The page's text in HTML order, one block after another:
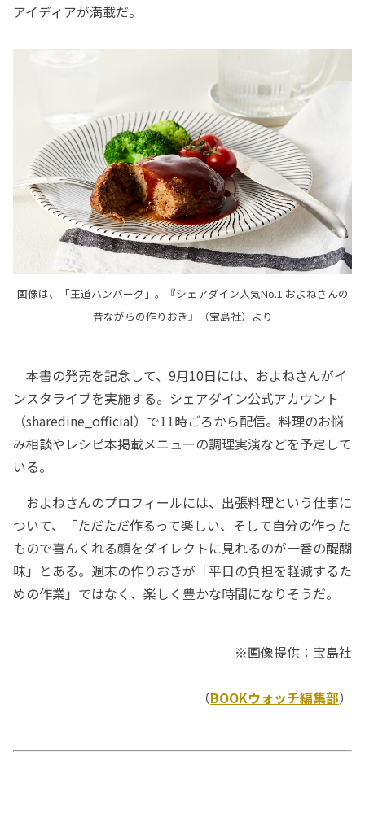
アイディアが満載だ。
画像は、「王道ハンバーグ」。『シェアダイン人気No.1 およねさんの
昔ながらの作りおき』（宝島社）より
本書の発売を記念して、9月10日には、およねさんがイ
ンスタライブを実施する。シェアダイン公式アカウント
（sharedine_official）で11時ごろから配信。料理のお悩
み相談やレシピ本掲載メニューの調理実演などを予定して
いる。
およねさんのプロフィールには、出張料理という仕事に
ついて、「ただただ作るって楽しい、そして自分の作った
もので喜んくれる顔をダイレクトに見れるのが一番の醍醐
味」とある。週末の作りおきが「平日の負担を軽減するた
めの作業」ではなく、楽しく豊かな時間になりそうだ。
※画像提供：宝島社
（BOOKウォッチ編集部）